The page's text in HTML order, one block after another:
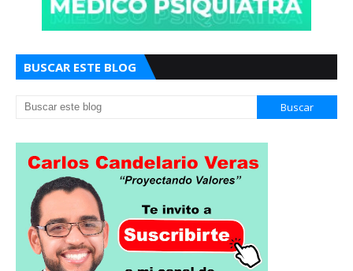
BUSCAR ESTE BLOG